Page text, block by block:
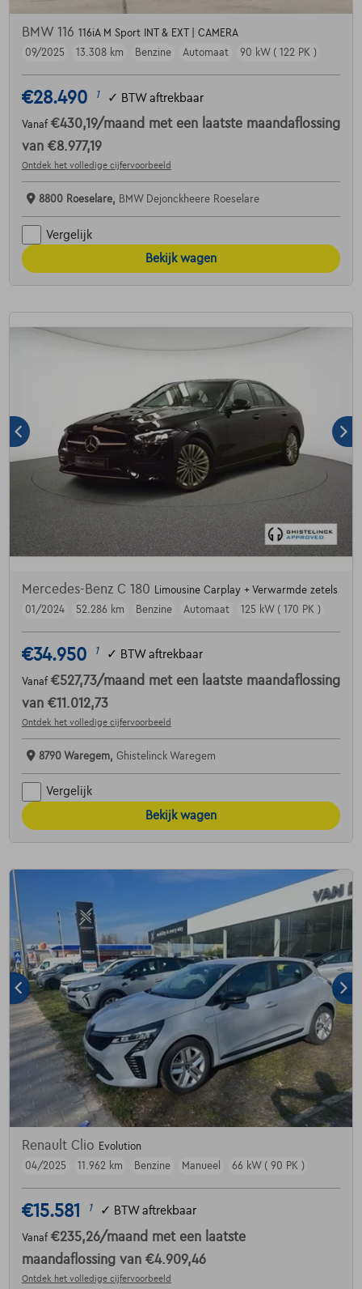
BMW 116 116iA M Sport INT & EXT | CAMERA
09/2025
13.308 km Benzine Automaat 90 kW ( 122 PK )
€28.490 1 ✓ BTW aftrekbaar
Vanaf €430,19/maand met een laatste maandaflossing
van €8.977,19
Ontdek het volledige cijfervoorbeeld
8800 Roeselare, BMW Dejonckheere Roeselare
Vergelijk
Bekijk wagen
Mercedes-Benz C 180
Limousine Carplay + Verwarmde zetels
01/2024
52.286 km Benzine Automaat 125 kW ( 170 PK )
€34.950 1 ✓ BTW aftrekbaar
Vanaf €527,73/maand met een laatste maandaflossing
van €11.012,73
Ontdek het volledige cijfervoorbeeld
8790 Waregem, Ghistelinck Waregem
Vergelijk
Bekijk wagen
Renault Clio Evolution
04/2025
11.962 km Benzine Manueel 66 kW ( 90 PK )
€15.581 1 ✓ BTW aftrekbaar
Vanaf €235,26/maand met een laatste
maandaflossing van €4.909,46
Ontdek het volledige cijfervoorbeeld